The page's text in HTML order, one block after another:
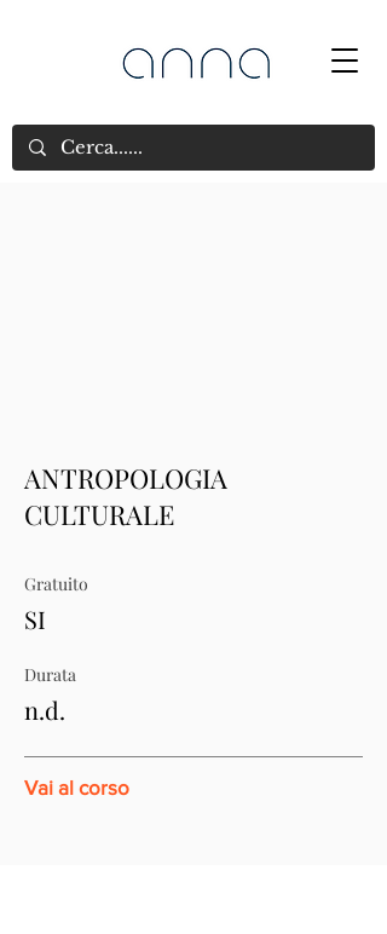
ANTROPOLOGIA
CULTURALE
Gratuito
SI
Durata
n.d.
Vai al corso